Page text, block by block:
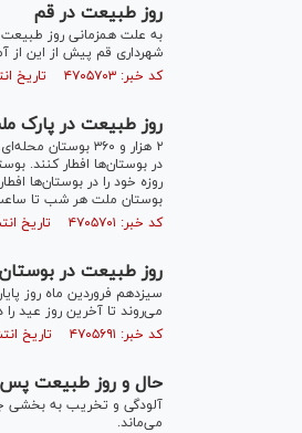
روز طبیعت در قم
به علت همزمانی روز طبیعت
شهرداری قم پیش از این از آماده سازی ۱۷ بوستان سطح شهر برای برپایی پویش «افطار در طبیعت» در
کد خبر: ۴۷۰۵۷۰۳ تاریخ انتشار : ۱۴۰۲/۰۱/۱۳
روز طبیعت در پارک
۲ هزار و ۳۶۰
روزه خود را در بوستان‌ها
بوستان ملت هر شب تا ساعت ۱۲ شب اجرای ویژه برنامه‌های ماه رمضان به همت شهرداری منطقه
کد خبر: ۴۷۰۵۷۰۱ تاریخ انتشار : ۱۴۰۲/۰۱/۱۳
روز طبیعت در
سیزدهم فروردین ماه روز
می‌روند تا آخرین روز عید
کد خبر: ۴۷۰۵۶۹۱ تاریخ انتشار : ۱۴۰۲/۰۱/۱۳
حال و روز طبیعت
آلودگی و تخریب به بخشی
می‌ماند.